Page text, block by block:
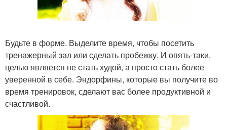
Будьте в форме. Выделите время, чтобы посетить
тренажерный зал или сделать пробежку. И опять-таки,
целью является не стать худой, а просто стать более
уверенной в себе. Эндорфины, которые вы получите во
время тренировок, сделают вас более продуктивной и
счастливой.